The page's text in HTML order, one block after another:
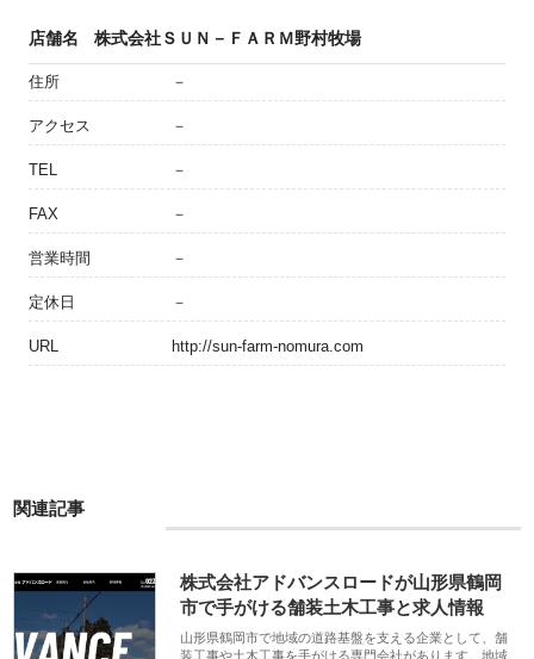
店舗名 株式会社ＳＵＮ－ＦＡＲＭ野村牧場
住所 －
アクセス －
TEL －
FAX －
営業時間 －
定休日 －
URL http://sun-farm-nomura.com
関連記事
株式会社アドバンスロードが山形県鶴岡
市で手がける舗装土木工事と求人情報
山形県鶴岡市で地域の道路基盤を支える企業として、舗
装工事や土木工事を手がける専門会社があります。地域